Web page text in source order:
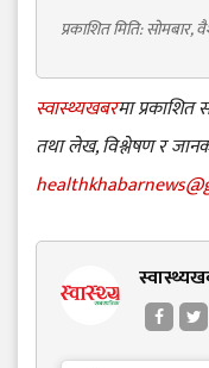
प्रकाशित मिति:
स्वास्थ्यखबरमा प्रकाशित
तथा लेख, विश्लेषण र